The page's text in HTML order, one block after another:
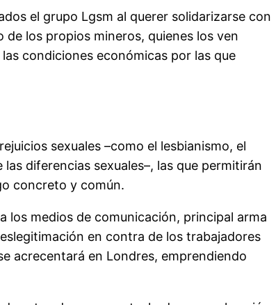
el grupo Lgsm al querer solidarizarse con
los propios mineros, quienes los ven
condiciones económicas por las que
sexuales –como el lesbianismo, el
diferencias sexuales–, las que permitirán
concreto y común.
los medios de comunicación, principal arma
en contra de los trabajadores
acrecentará en Londres, emprendiendo